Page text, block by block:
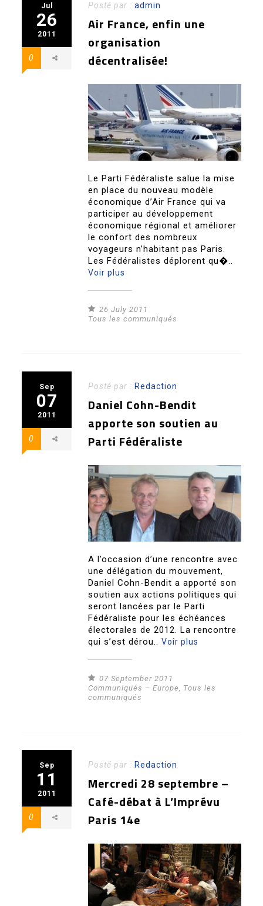
Jul
26
2011
0
Posté par :admin
Air France, enfin une
organisation
décentralisée!
Le Parti Fédéraliste salue la mise
en place du nouveau modèle
économique d’Air France qui va
participer au développement
économique régional et améliorer
le confort des nombreux
voyageurs n’habitant pas Paris.
Les Fédéralistes déplorent qu�..
Voir plus
26 July 2011
Tous les communiqués
Sep
07
2011
0
Posté par : Redaction
Daniel Cohn-Bendit
apporte son soutien au
Parti Fédéraliste
A l’occasion d’une rencontre avec
une délégation du mouvement,
Daniel Cohn-Bendit a apporté son
soutien aux actions politiques qui
seront lancées par le Parti
Fédéraliste pour les échéances
électorales de 2012. La rencontre
qui s’est dérou..Voir plus
07 September 2011
Communiqués – Europe, Tous les
communiqués
Sep
11
2011
0
Posté par : Redaction
Mercredi 28 septembre –
Café-débat à L’Imprévu
Paris 14e